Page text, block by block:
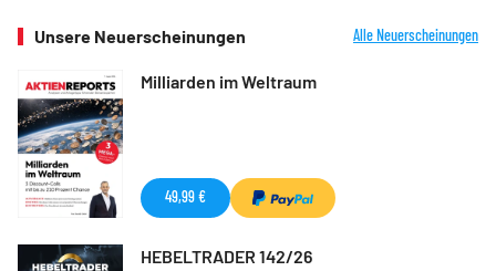
Unsere Neuerscheinungen Alle Neuerscheinungen
Milliarden im Weltraum
49,99 €
HEBELTRADER 142/26